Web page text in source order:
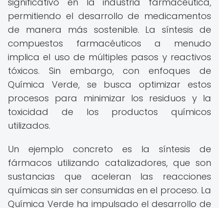
permitiendo el desarrollo de medicamentos
de manera más sostenible. La síntesis de
compuestos farmacéuticos a menudo
implica el uso de múltiples pasos y reactivos
tóxicos. Sin embargo, con enfoques de
Química Verde, se busca optimizar estos
procesos para minimizar los residuos y la
toxicidad de los productos químicos
utilizados.
Un ejemplo concreto es la síntesis de
fármacos utilizando catalizadores, que son
sustancias que aceleran las reacciones
químicas sin ser consumidas en el proceso. La
Química Verde ha impulsado el desarrollo de